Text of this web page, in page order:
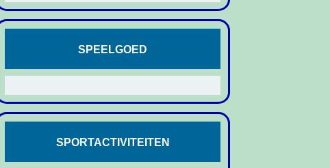
SPEELGOED
SPORTACTIVITEITEN